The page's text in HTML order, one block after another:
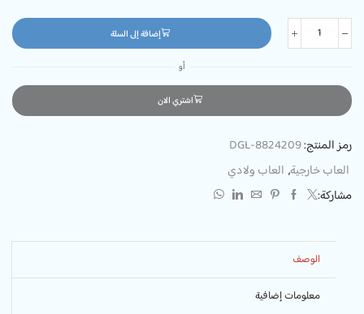
إضافة إلى السلة
أو
اشتري الان
رمز المنتج:DGL-8824209
العاب خارجية, العاب ولادي
مشاركة:
الوصف
معلومات إضافية